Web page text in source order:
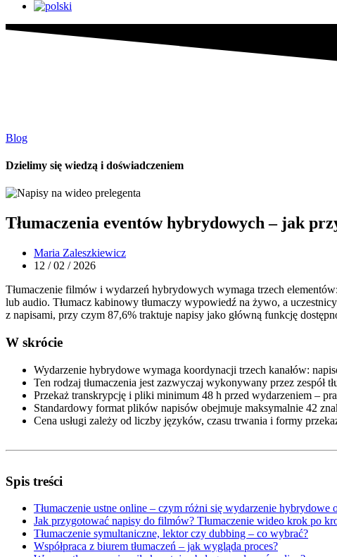
Blog
Dzielimy się wiedzą i doświadczeniem
Tłumaczenia eventów hybrydowych – jak
Maria Zaleszkiewicz
12 / 02 / 2026
Tłumaczenie filmów i wydarzeń hybrydowych wymaga trzech
lub audio. Tłumacz kabinowy tłumaczy wypowiedź na żywo, a
z napisami, przy czym 87,6% traktuje napisy jako główną funkcję
W skrócie
Wydarzenie hybrydowe wymaga koordynacji trzech kanałów:
Ten rodzaj tłumaczenia jest zazwyczaj wykonywany przez zespół
Przekaż transkrypcję i pliki minimum 48 h przed wydarzeniem –
Standardowy format plików napisów obejmuje maksymalnie 42
Cena usługi zależy od liczby języków, czasu trwania i formy
Spis treści
Tłumaczenie ustne online – czym różni się wydarzenie hybrydowe
Jak przygotować napisy do filmów? Tłumaczenie wideo krok po
Tłumaczenie symultaniczne, lektor czy dubbing – co wybrać?
Współpraca z biurem tłumaczeń – jak wygląda proces?